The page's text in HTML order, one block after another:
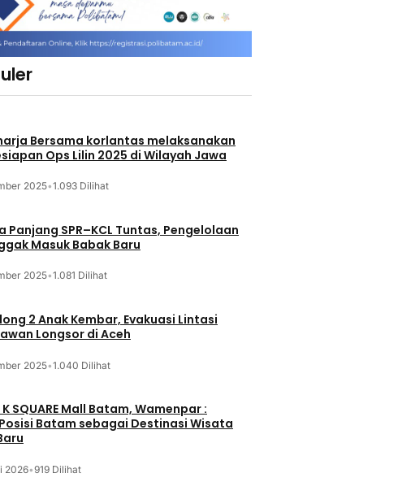
Bersama korlantas melaksanakan
Ops Lilin 2025 di Wilayah Jawa
2025•1.093 Dilihat
Panjang SPR–KCL Tuntas, Pengelolaan
Masuk Babak Baru
2025•1.081 Dilihat
2 Anak Kembar, Evakuasi Lintasi
Longsor di Aceh
2025•1.040 Dilihat
SQUARE Mall Batam, Wamenpar :
Batam sebagai Destinasi Wisata
2026•919 Dilihat